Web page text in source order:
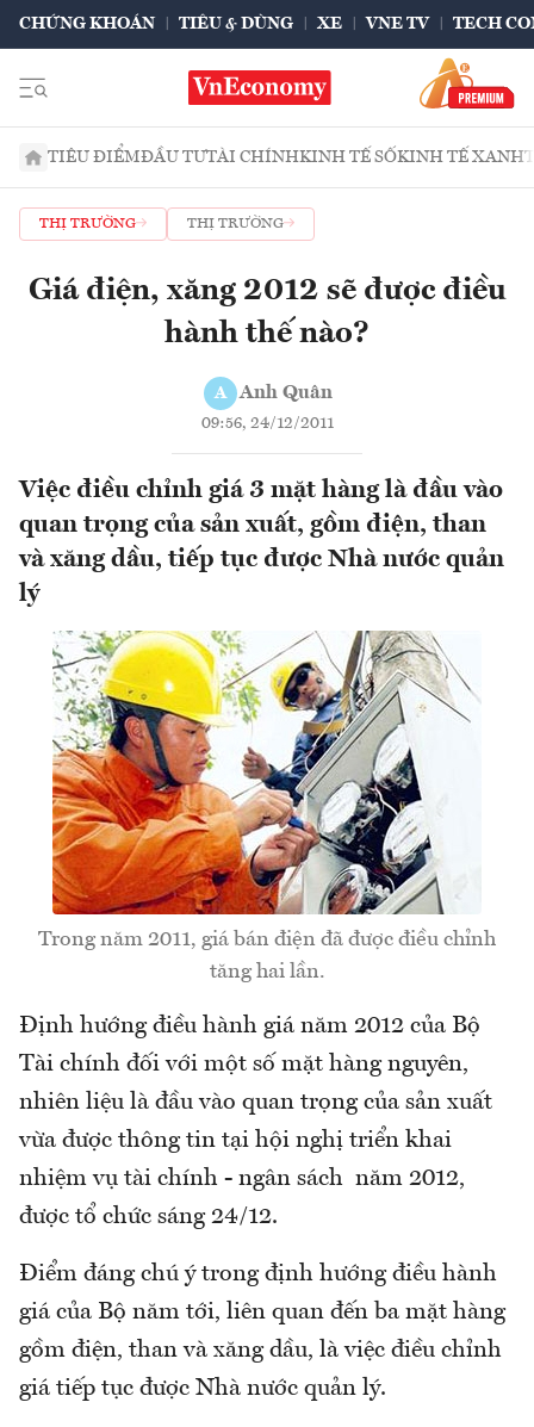
CHỨNG KHOÁN TIÊU & DÙNG XE VNE TV TECH
TIÊU ĐIỂMĐẦU TƯTÀI CHÍNHKINH TẾ SỐKINH TẾ XANH
THỊ TRƯỜNG THỊ TRƯỜNG
Giá điện, xăng 2012 sẽ được điều
hành thế nào?
A Anh Quân
09:56, 24/12/2011
Việc điều chỉnh giá 3 mặt hàng là đầu vào
quan trọng của sản xuất, gồm điện, than
và xăng dầu, tiếp tục được Nhà nước quản
lý
Trong năm 2011, giá bán điện đã được điều chỉnh
tăng hai lần.
Định hướng điều hành giá năm 2012 của Bộ
Tài chính đối với một số mặt hàng nguyên,
nhiên liệu là đầu vào quan trọng của sản xuất
vừa được thông tin tại hội nghị triển khai
nhiệm vụ tài chính - ngân sách năm 2012,
được tổ chức sáng 24/12.
Điểm đáng chú ý trong định hướng điều hành
giá của Bộ năm tới, liên quan đến ba mặt hàng
gồm điện, than và xăng dầu, là việc điều chỉnh
giá tiếp tục được Nhà nước quản lý.